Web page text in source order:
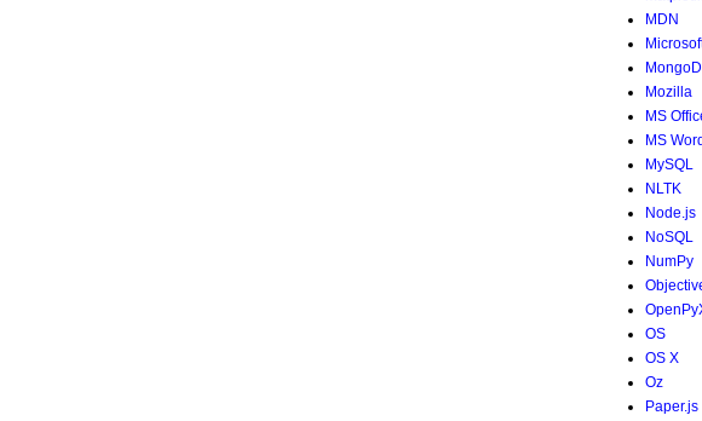
MDN
Mozilla
MS
MS Word
MySQL
NLTK
Node.js
NoSQL
NumPy
OS
OS X
Oz
Paper.js